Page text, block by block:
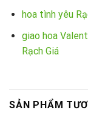
hoa tình yêu
giao hoa
Rạch Giá
SẢN PHẨM